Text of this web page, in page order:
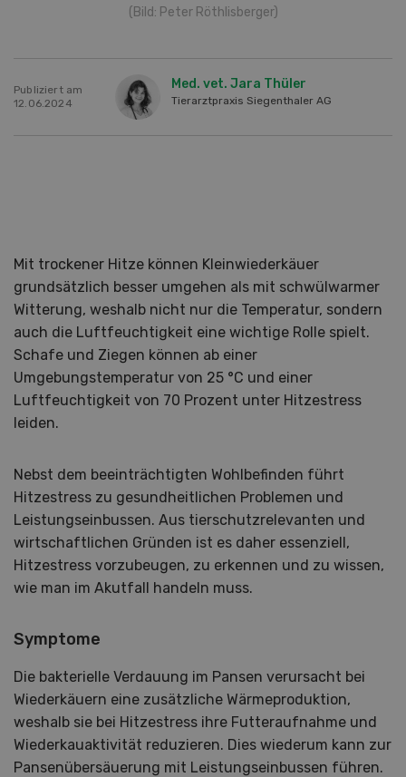
(Bild: Peter Röthlisberger)
Publiziert am
12.06.2024
Med. vet. Jara Thüler
Tierarztpraxis Siegenthaler AG
Mit trockener Hitze können Kleinwiederkäuer
grundsätzlich besser umgehen als mit schwülwarmer
Witterung, weshalb nicht nur die Temperatur, sondern
auch die Luftfeuchtigkeit eine wichtige Rolle spielt.
Schafe und Ziegen können ab einer
Umgebungstemperatur von 25 °C und einer
Luftfeuchtigkeit von 70 Prozent unter Hitzestress
leiden.
Nebst dem beeinträchtigten Wohlbefinden führt
Hitzestress zu gesundheitlichen Problemen und
Leistungseinbussen. Aus tierschutzrelevanten und
wirtschaftlichen Gründen ist es daher essenziell,
Hitzestress vorzubeugen, zu erkennen und zu wissen,
wie man im Akutfall handeln muss.
Symptome
Die bakterielle Verdauung im Pansen verursacht bei
Wiederkäuern eine zusätzliche Wärmeproduktion,
weshalb sie bei Hitzestress ihre Futteraufnahme und
Wiederkauaktivität reduzieren. Dies wiederum kann zur
Pansenübersäuerung mit Leistungseinbussen führen.